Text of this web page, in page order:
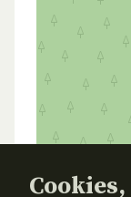
Cookies,